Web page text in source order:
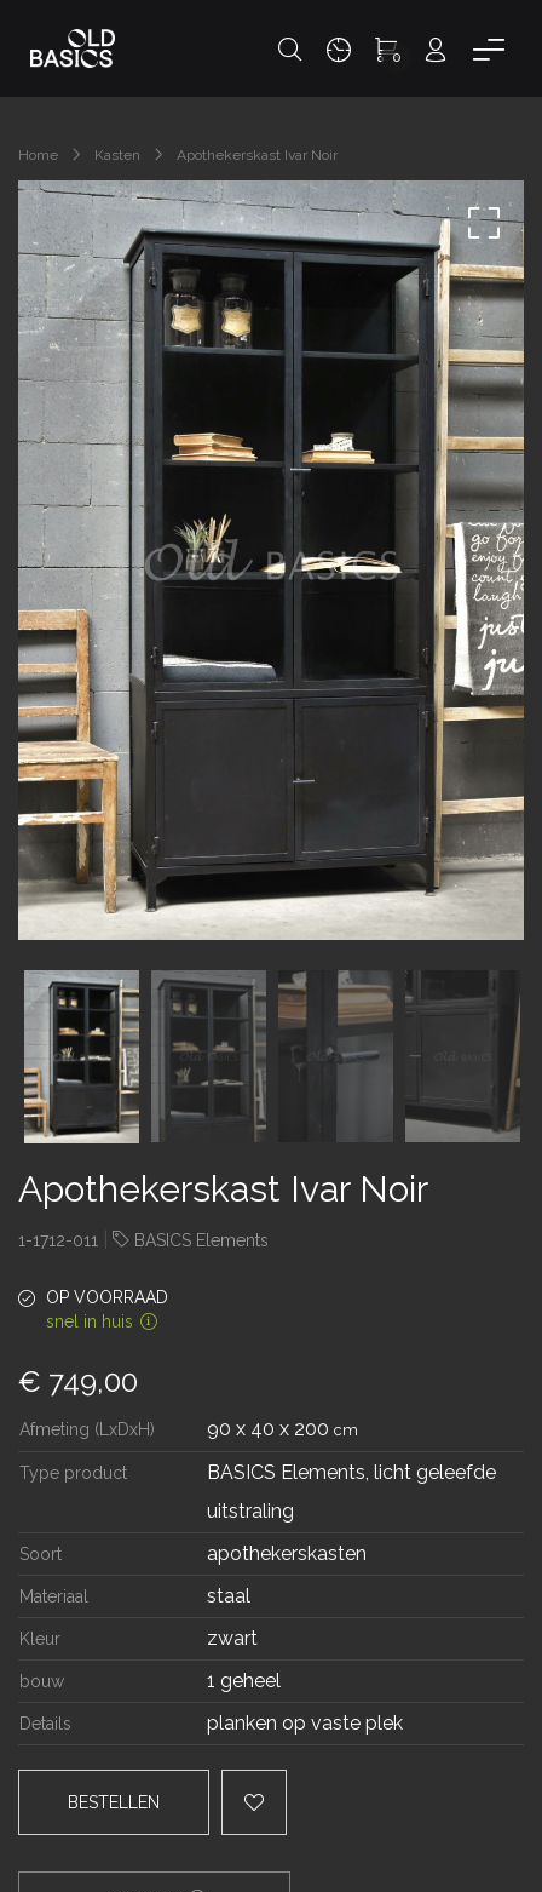
0
Home Kasten Apothekerskast Ivar Noir
Apothekerskast Ivar Noir
1-1712-011 BASICS Elements
OP VOORRAAD
snel in huis
€ 749,00
Afmeting (LxDxH) 90 x 40 x 200 cm
Type product
BASICS Elements, licht geleefde
uitstraling
Soort apothekerskasten
Materiaal staal
Kleur zwart
bouw 1 geheel
Details planken op vaste plek
BESTELLEN